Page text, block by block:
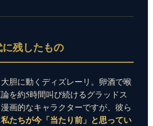
残したもの
胆に動くディズレーリ。卵酒で喉
を約5時間叫び続けるグラッドス
画的なキャラクターですが、彼ら
私たちが今「当たり前」と思ってい